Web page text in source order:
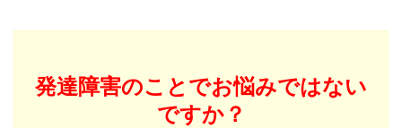
発達障害のことでお悩みではない
ですか？